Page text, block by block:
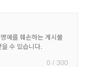
0 / 300